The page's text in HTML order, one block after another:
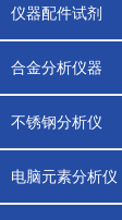
仪器配件试剂
合金分析仪器
不锈钢分析仪
电脑元素分析仪